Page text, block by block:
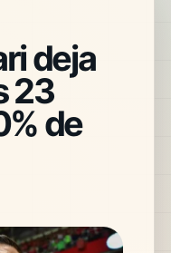
deja
23
de